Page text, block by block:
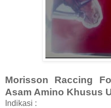
Morisson Raccing
Asam Amino Khusus
Indikasi :